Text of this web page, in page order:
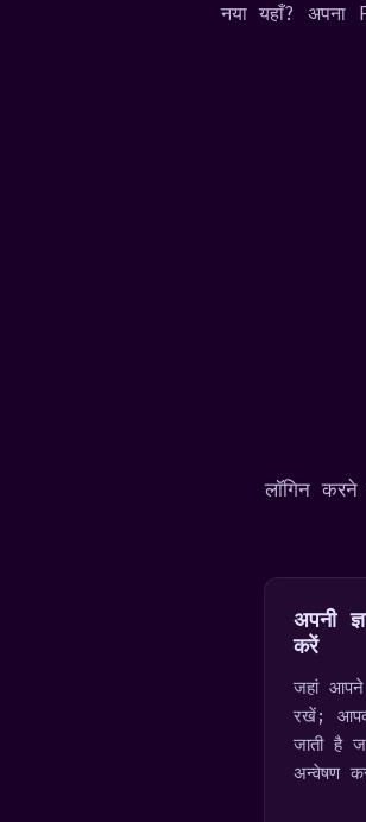
नया यहाँ? अपना
लॉगिन
अपनी
करें
जहां आपने
रखें;
जाती है
अन्वेषण